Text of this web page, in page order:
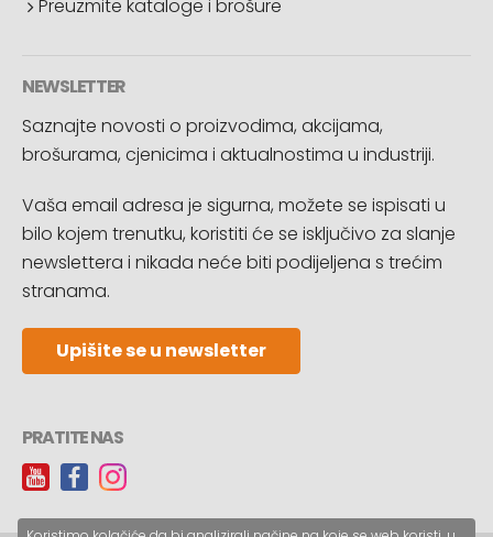
Preuzmite kataloge i brošure
NEWSLETTER
Saznajte novosti o proizvodima, akcijama,
brošurama, cjenicima i aktualnostima u industriji.
Vaša email adresa je sigurna, možete se ispisati u
bilo kojem trenutku, koristiti će se isključivo za slanje
newslettera i nikada neće biti podijeljena s trećim
stranama.
Upišite se u newsletter
PRATITE NAS